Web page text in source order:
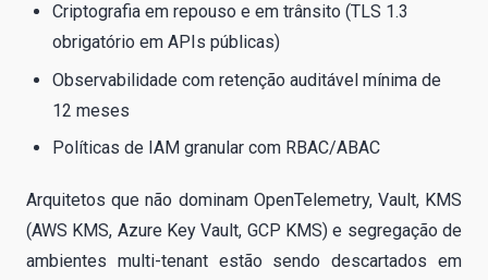
Criptografia em repouso e em trânsito (TLS 1.3
obrigatório em APIs públicas)
Observabilidade com retenção auditável mínima de
12 meses
Políticas de IAM granular com RBAC/ABAC
Arquitetos que não dominam OpenTelemetry, Vault, KMS
(AWS KMS, Azure Key Vault, GCP KMS) e segregação de
ambientes multi-tenant estão sendo descartados em